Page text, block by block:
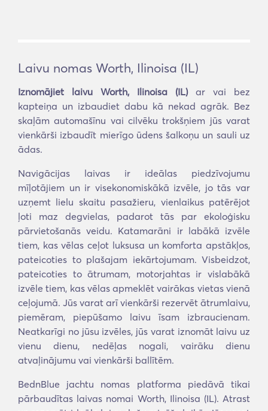
Laivu nomas Worth, Ilinoisa (IL)
Iznomājiet laivu Worth, Ilinoisa (IL)ar vai bez
kapteiņa un izbaudiet dabu kā nekad agrāk. Bez
skaļām automašīnu vai cilvēku trokšņiem jūs varat
vienkārši izbaudīt mierīgo ūdens šalkoņu un sauli uz
ādas.
Navigācijas laivas ir ideālas piedzīvojumu
mīļotājiem un ir visekonomiskākā izvēle, jo tās var
uzņemt lielu skaitu pasažieru, vienlaikus patērējot
ļoti maz degvielas, padarot tās par ekoloģisku
pārvietošanās veidu. Katamarāni ir labākā izvēle
tiem, kas vēlas ceļot luksusa un komforta apstākļos,
pateicoties to plašajam iekārtojumam. Visbeidzot,
pateicoties to ātrumam, motorjahtas ir vislabākā
izvēle tiem, kas vēlas apmeklēt vairākas vietas vienā
ceļojumā. Jūs varat arī vienkārši rezervēt ātrumlaivu,
piemēram, piepūšamo laivu īsam izbraucienam.
Neatkarīgi no jūsu izvēles, jūs varat iznomāt laivu uz
vienu dienu, nedēļas nogali, vairāku dienu
atvaļinājumu vai vienkārši ballītēm.
BednBlue jachtu nomas platforma piedāvā tikai
pārbaudītas laivas nomai Worth, Ilinoisa (IL). Atrast